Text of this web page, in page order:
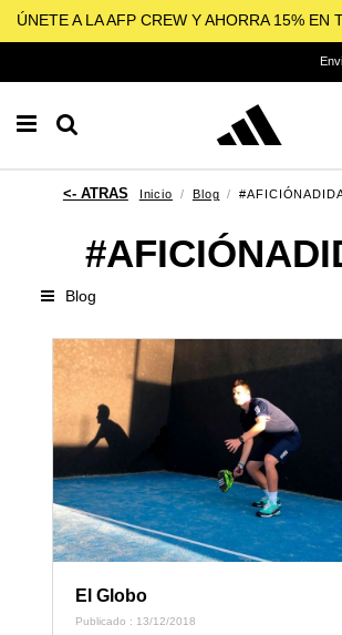
ÚNETE A LA AFP CREW Y AHORRA 15% EN
Inicio Blog
Blog
El Globo
Publicado : 13/12/2018